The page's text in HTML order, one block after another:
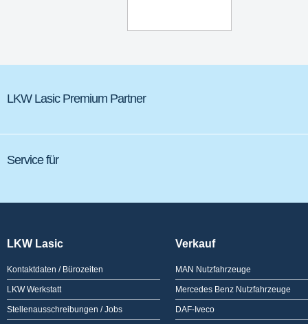
LKW Lasic Premium Partner
Service für
LKW Lasic
Kontaktdaten / Bürozeiten
LKW Werkstatt
Stellenausschreibungen / Jobs
Verkauf
MAN Nutzfahrzeuge
Mercedes Benz Nutzfahrzeuge
DAF-Iveco